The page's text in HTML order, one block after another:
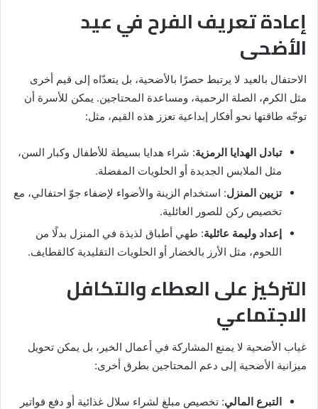
إعادة تعريف الفرح في عيد
الأضحى
الاحتفال بالعيد لا يرتبط حصرًا بالأضحية، بل يتعدّاه إلى قيم أخرى
مثل الكرم، الصلة الرحمية، ومساعدة المحتاجين. يمكن للأسرة أن
توجّه طاقتها نحو أفكار إبداعية تعزز هذه القيم، مثل:
تبادل الهدايا الرمزية: شراء هدايا بسيطة للأطفال وكبار السن،
مثل الملابس الجديدة أو الحلويات المفضلة.
تزيين المنزل: استخدام الزينة والأضواء لإضفاء جوّ احتفالي، مع
تخصيص ركن للصور العائلية.
إعداد وليمة عائلية: طهي أطباق لذيذة في المنزل بدلًا من
اللحوم، مثل الأرز بالخضار أو الحلويات التقليدية كالقطايف.
التركيز على العطاء والتكافل
الاجتماعي
غياب الأضحية لا يمنع المشاركة في أعمال الخير، بل يمكن تحويل
ميزانية الأضحية إلى دعم المحتاجين بطرق أخرى:
التبرع المالي: تخصيص مبلغ لشراء سلال غذائية أو دفع فواتير